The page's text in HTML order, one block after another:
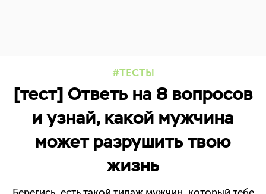
ТЕСТЫ
[тест] Ответь на 8 вопросов
и узнай, какой мужчина
может разрушить твою
жизнь